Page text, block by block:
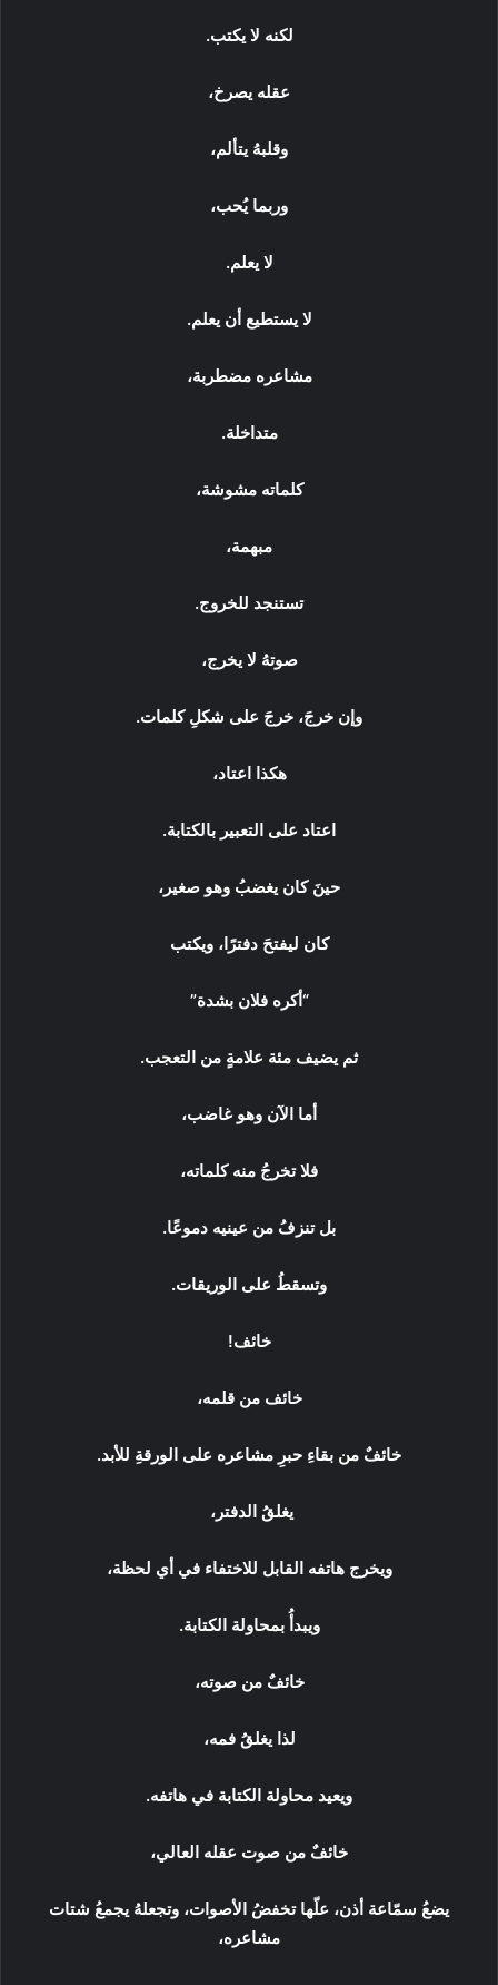
لكنه لا يكتب.
عقله يصرخ،
وقلبهُ يتألم،
وربما يُحب،
لا يعلم.
لا يستطيع أن يعلم.
مشاعره مضطربة،
متداخلة.
كلماته مشوشة،
مبهمة،
تستنجد للخروج.
صوتهُ لا يخرج،
وإن خرجَ، خرجَ على شكلِ كلمات.
هكذا اعتاد،
اعتاد على التعبير بالكتابة.
حينَ كان يغضبُ وهو صغير،
كان ليفتحَ دفترًا، ويكتب
“أكره فلان بشدة”
ثم يضيف مئة علامةٍ من التعجب.
أما الآن وهو غاضب،
فلا تخرجُ منه كلماته،
بل تنزفُ من عينيه دموعًا.
وتسقطُ على الوريقات.
خائف!
خائف من قلمه،
خائفٌ من بقاءِ حبرِ مشاعره على الورقةِ للأبد.
يغلقُ الدفتر،
ويخرج هاتفه القابل للاختفاء في أي لحظة،
ويبدأُ بمحاولة الكتابة.
خائفٌ من صوته،
لذا يغلقُ فمه،
ويعيد محاولة الكتابة في هاتفه.
خائفٌ من صوت عقله العالي،
يضعُ سمّاعة أذن، علّها تخفضُ الأصوات، وتجعلهُ يجمعُ شتات
مشاعره،